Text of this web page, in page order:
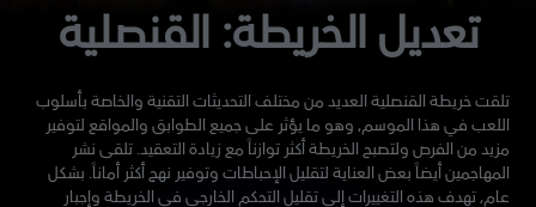
تعديل الخريطة: القنصلية
تلقت خريطة القنصلية العديد من مختلف التحديثات التقنية والخاصة بأسلوب
اللعب في هذا الموسم، وهو ما يؤثر على جميع الطوابق والمواقع لتوفير
مزيد من الفرص ولتصبح الخريطة أكثر توازناً مع زيادة التعقيد. تلقى نشر
المهاجمين أيضاً بعض العناية لتقليل الإحباطات وتوفير نهج أكثر أماناً. بشكل
عام، تهدف هذه التغييرات إلى تقليل التحكم الخارجي في الخريطة وإجبار